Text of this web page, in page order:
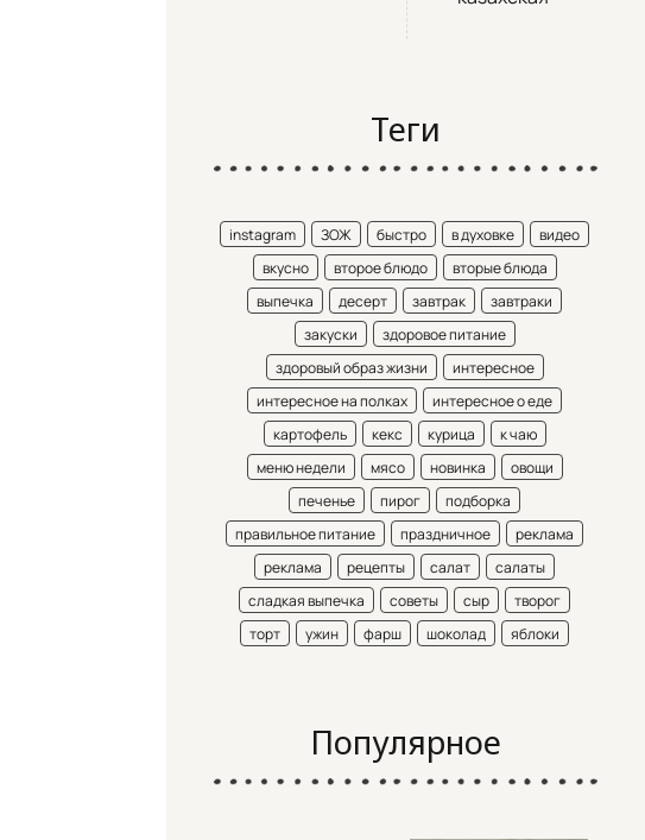
Теги
instagram ЗОЖ быстро в духовке
видео
вкусно
второе блюдо
вторые блюда
выпечка
десерт завтрак
завтраки
закуски
здоровое питание
здоровый образ жизни
интересное
интересное на полках
интересное о еде
картофель
кекс курица
к чаю
меню недели
мясо новинка
овощи
печенье
пирог
подборка
правильное питание
праздничное
реклама
реклама
рецепты салат
салаты
сладкая выпечка
советы сыр
творог
торт
ужин фарш шоколад яблоки
Популярное